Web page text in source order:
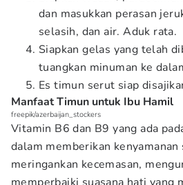
dan masukkan perasan
selasih, dan air. Aduk rata.
Siapkan gelas yang telah
tuangkan minuman ke
Es timun serut siap
Manfaat Timun untuk Ibu Hamil
freepik/azerbaijan_stockers
Vitamin B6 dan B9 yang ada
dalam memberikan kenyamanan
meringankan kecemasan,